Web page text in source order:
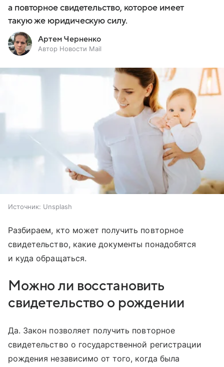
а повторное свидетельство, которое имеет
такую же юридическую силу.
Артем Черненко
Автор Новости Mail
Источник: Unsplash
Разбираем, кто может получить повторное
свидетельство, какие документы понадобятся
и куда обращаться.
Можно ли восстановить
свидетельство о рождении
Да. Закон позволяет получить повторное
свидетельство о государственной регистрации
рождения независимо от того, когда была